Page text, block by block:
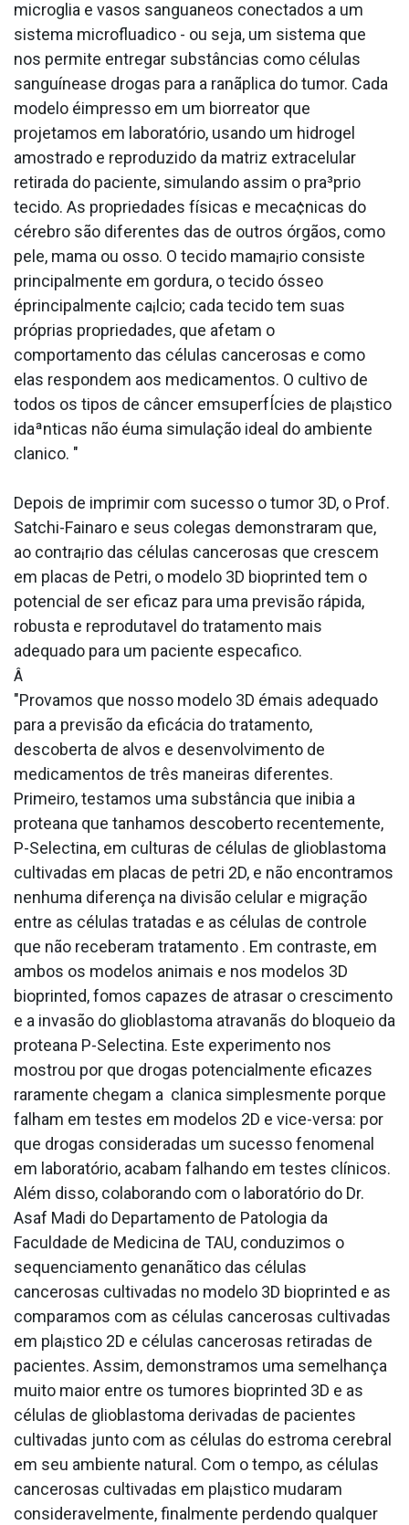
microglia e vasos sangua­neos conectados a um
sistema microflua­dico - ou seja, um sistema que
nos permite entregar substâncias como células
sanguínease drogas para a ranãplica do tumor. Cada
modelo éimpresso em um biorreator que
projetamos em laboratório, usando um hidrogel
amostrado e reproduzido da matriz extracelular
retirada do paciente, simulando assim o pra³prio
tecido. As propriedades físicas e meca¢nicas do
cérebro são diferentes das de outros órgãos, como
pele, mama ou osso. O tecido mama¡rio consiste
principalmente em gordura, o tecido ósseo
éprincipalmente ca¡lcio; cada tecido tem suas
próprias propriedades, que afetam o
comportamento das células cancerosas e como
elas respondem aos medicamentos. O cultivo de
todos os tipos de câncer emsuperfÍcies de pla¡stico
idaªnticas não éuma simulação ideal do ambiente
cla­nico. "
Depois de imprimir com sucesso o tumor 3D, o Prof.
Satchi-Fainaro e seus colegas demonstraram que,
ao contra¡rio das células cancerosas que crescem
em placas de Petri, o modelo 3D bioprinted tem o
potencial de ser eficaz para uma previsão rápida,
robusta e reproduta­vel do tratamento mais
adequado para um paciente especa­fico.
Â
"Provamos que nosso modelo 3D émais adequado
para a previsão da eficácia do tratamento,
descoberta de alvos e desenvolvimento de
medicamentos de três maneiras diferentes.
Primeiro, testamos uma substância que inibia a
protea­na que ta­nhamos descoberto recentemente,
P-Selectina, em culturas de células de glioblastoma
cultivadas em placas de petri 2D, e não encontramos
nenhuma diferença na divisão celular e migração
entre as células tratadas e as células de controle
que não receberam tratamento . Em contraste, em
ambos os modelos animais e nos modelos 3D
bioprinted, fomos capazes de atrasar o crescimento
e a invasão do glioblastoma atravanãs do bloqueio da
protea­na P-Selectina. Este experimento nos
mostrou por que drogas potencialmente eficazes
raramente chegam a cla­nica simplesmente porque
falham em testes em modelos 2D e vice-versa: por
que drogas consideradas um sucesso fenomenal
em laboratório, acabam falhando em testes clínicos.
Além disso, colaborando com o laboratório do Dr.
Asaf Madi do Departamento de Patologia da
Faculdade de Medicina de TAU, conduzimos o
sequenciamento genanãtico das células
cancerosas cultivadas no modelo 3D bioprinted e as
comparamos com as células cancerosas cultivadas
em pla¡stico 2D e células cancerosas retiradas de
pacientes. Assim, demonstramos uma semelhança
muito maior entre os tumores bioprinted 3D e as
células de glioblastoma derivadas de pacientes
cultivadas junto com as células do estroma cerebral
em seu ambiente natural. Com o tempo, as células
cancerosas cultivadas em pla¡stico mudaram
consideravelmente, finalmente perdendo qualquer